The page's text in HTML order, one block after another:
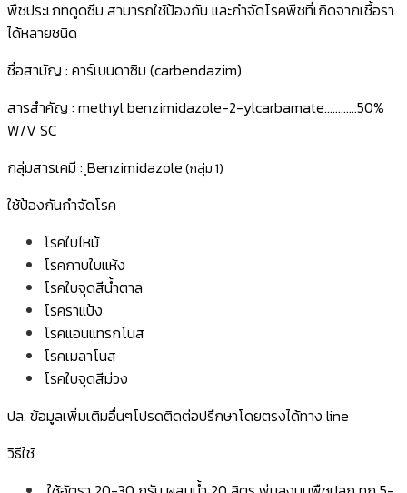
พืชประเภทดูดซึม สามารถใช้ป้องกัน และกำจัดโรคพืชที่เกิดจากเชื้อรา
ได้หลายชนิด
ชื่อสามัญ : คาร์เบนดาซิม (carbendazim)
สารสำคัญ : methyl benzimidazole-2-ylcarbamate…………50%
W/V SC
กลุ่มสารเคมี : ฺBenzimidazole(กลุ่ม 1)
ใช้ป้องกันกำจัดโรค
โรคใบไหม้
โรคกาบใบแห้ง
โรคใบจุดสีน้ำตาล
โรคราแป้ง
โรคแอนแทรกโนส
โรคเมลาโนส
โรคใบจุดสีม่วง
ปล. ข้อมูลเพิ่มเติมอื่นๆโปรดติดต่อปรึกษาโดยตรงได้ทาง line
วิธีใช้